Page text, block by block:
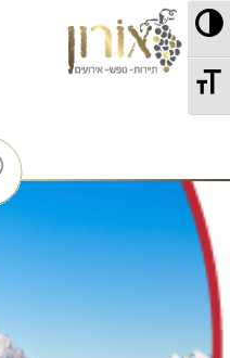
מתג ניגודיות גבוהה
מתג גודל גופן
wd